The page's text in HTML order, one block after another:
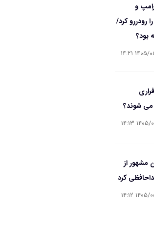
و
رودررو کرد/
بود؟
۱۵ ۱۴:۲۱
شوند؟
۱۵ ۱۴:۱۳
مشهور از
کرد
۱۵ ۱۴:۱۲